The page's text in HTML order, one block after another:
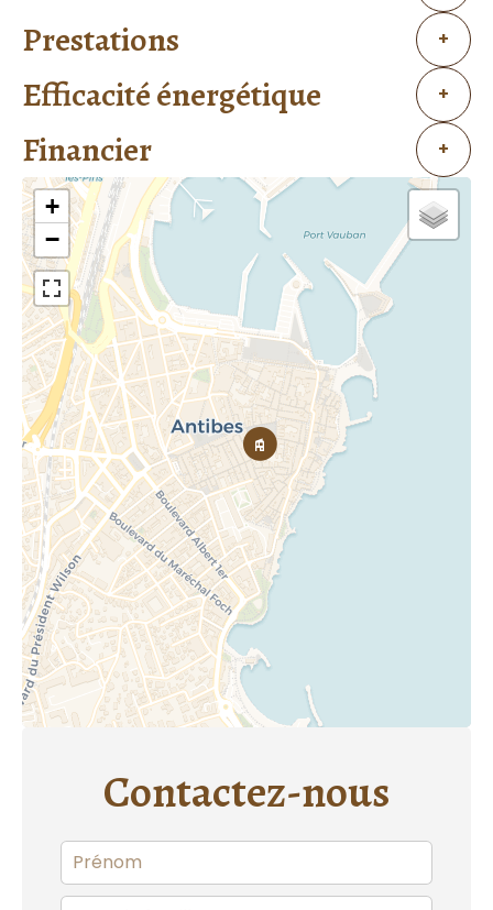
Prestations
+
Efficacité énergétique +
Financier +
+
−
Contactez-nous